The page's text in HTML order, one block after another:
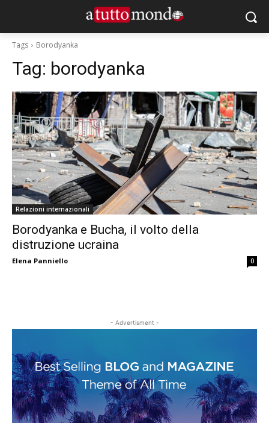
Tags Borodyanka
Tag: borodyanka
Relazioni internazionali
Borodyanka e Bucha, il volto della
distruzione ucraina
Elena Panniello 0
- Advertisment -